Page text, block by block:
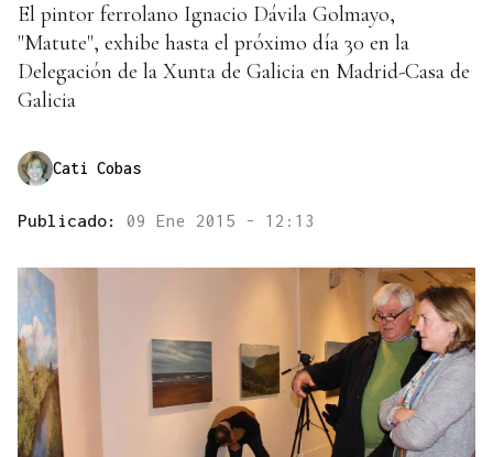
El pintor ferrolano Ignacio Dávila Golmayo,
"Matute", exhibe hasta el próximo día 30 en la
Delegación de la Xunta de Galicia en Madrid-Casa de
Galicia
Cati Cobas
Publicado: 09 Ene 2015 - 12:13